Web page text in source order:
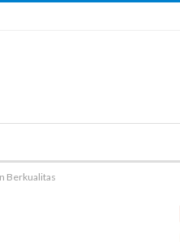
Berkualitas